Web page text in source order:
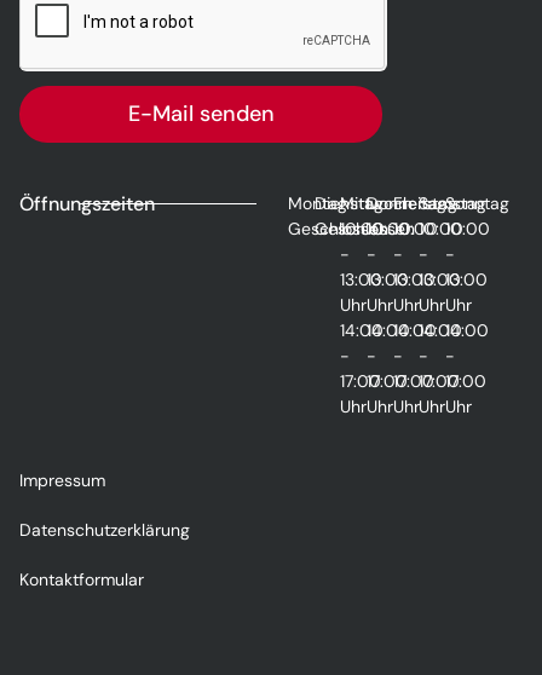
E-Mail senden
Öffnungszeiten
Montag
Geschlossen
Dienstag
Geschlossen
Mittwoch
10:00
-
13:00
Uhr
14:00
-
17:00
Uhr
Donnerstag
10:00
-
13:00
Uhr
14:00
-
17:00
Uhr
Freitag
10:00
-
13:00
Uhr
14:00
-
17:00
Uhr
Samstag
10:00
-
13:00
Uhr
14:00
-
17:00
Uhr
Sonntag
10:00
-
13:00
Uhr
14:00
-
17:00
Uhr
Impressum
Datenschutzerklärung
Kontaktformular